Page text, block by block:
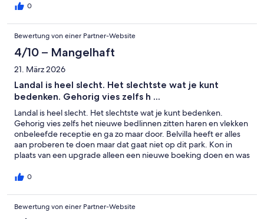
0
Bewertung von einer Partner-Website
4/10 – Mangelhaft
21. März 2026
Landal is heel slecht. Het slechtste wat je kunt
bedenken. Gehorig vies zelfs h ...
Landal is heel slecht. Het slechtste wat je kunt bedenken.
Gehorig vies zelfs het nieuwe bedlinnen zitten haren en vlekken
onbeleefde receptie en ga zo maar door. Belvilla heeft er alles
aan proberen te doen maar dat gaat niet op dit park. Kon in
plaats van een upgrade alleen een nieuwe boeking doen en was
belachelijk Dus voor ons never en nooit meer Landal
0
Bewertung von einer Partner-Website